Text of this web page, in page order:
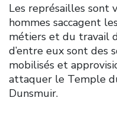
Les représailles sont
hommes saccagent
métiers et du travail
d’entre eux sont des
mobilisés et
attaquer le Temple
Dunsmuir.